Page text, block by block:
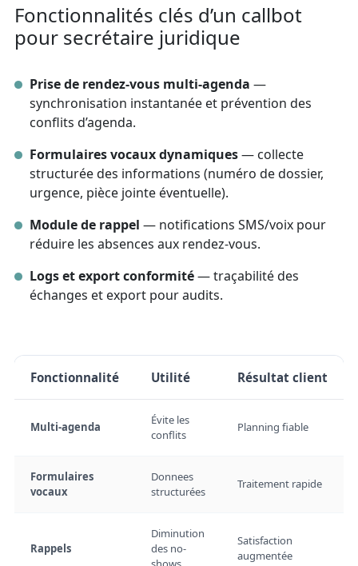
Fonctionnalités clés d’un callbot
pour secrétaire juridique
Prise de rendez-vous multi-agenda —
synchronisation instantanée et prévention des
conflits d’agenda.
Formulaires vocaux dynamiques— collecte
structurée des informations (numéro de dossier,
urgence, pièce jointe éventuelle).
Module de rappel — notifications SMS/voix pour
réduire les absences aux rendez-vous.
Logs et export conformité— traçabilité des
échanges et export pour audits.
Fonctionnalité Utilité Résultat client
Multi-agenda
Évite les
conflits
Planning fiable
Formulaires
vocaux
Donnees
structurées
Traitement rapide
Rappels
Diminution
des no-
Satisfaction
augmentée